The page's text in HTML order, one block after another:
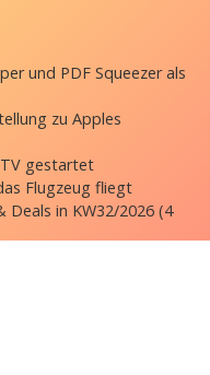
und PDF Squeezer als
zu Apples
gestartet
Flugzeug fliegt
in KW32/2026 (4